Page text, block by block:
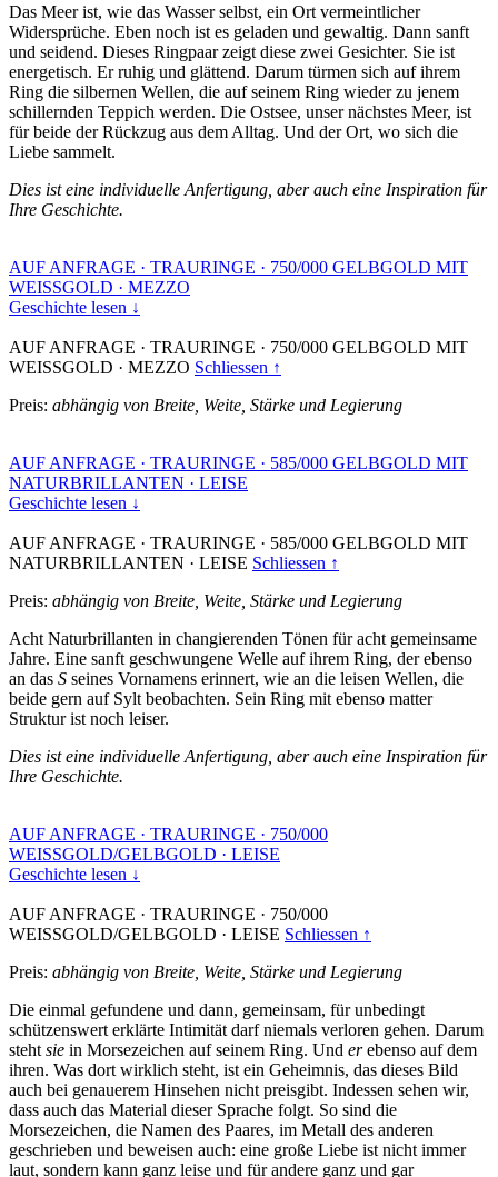
Das Meer ist, wie das Wasser selbst, ein Ort vermeintlicher
Widersprüche. Eben noch ist es geladen und gewaltig. Dann sanft
und seidend. Dieses Ringpaar zeigt diese zwei Gesichter. Sie ist
energetisch. Er ruhig und glättend. Darum türmen sich auf ihrem
Ring die silbernen Wellen, die auf seinem Ring wieder zu jenem
schillernden Teppich werden. Die Ostsee, unser nächstes Meer, ist
für beide der Rückzug aus dem Alltag. Und der Ort, wo sich die
Liebe sammelt.
Dies ist eine individuelle Anfertigung, aber auch eine Inspiration für
Ihre Geschichte.
AUF ANFRAGE · TRAURINGE · 750/000 GELBGOLD MIT
WEISSGOLD · MEZZO
Geschichte lesen ↓
AUF ANFRAGE · TRAURINGE · 750/000 GELBGOLD MIT
WEISSGOLD · MEZZO Schliessen ↑
Preis: abhängig von Breite, Weite, Stärke und Legierung
AUF ANFRAGE · TRAURINGE · 585/000 GELBGOLD MIT
NATURBRILLANTEN · LEISE
Geschichte lesen ↓
AUF ANFRAGE · TRAURINGE · 585/000 GELBGOLD MIT
NATURBRILLANTEN · LEISE Schliessen ↑
Preis: abhängig von Breite, Weite, Stärke und Legierung
Acht Naturbrillanten in changierenden Tönen für acht gemeinsame
Jahre. Eine sanft geschwungene Welle auf ihrem Ring, der ebenso
an das S seines Vornamens erinnert, wie an die leisen Wellen, die
beide gern auf Sylt beobachten. Sein Ring mit ebenso matter
Struktur ist noch leiser.
Dies ist eine individuelle Anfertigung, aber auch eine Inspiration für
Ihre Geschichte.
AUF ANFRAGE · TRAURINGE · 750/000
WEISSGOLD/GELBGOLD · LEISE
Geschichte lesen ↓
AUF ANFRAGE · TRAURINGE · 750/000
WEISSGOLD/GELBGOLD · LEISE Schliessen ↑
Preis: abhängig von Breite, Weite, Stärke und Legierung
Die einmal gefundene und dann, gemeinsam, für unbedingt
schützenswert erklärte Intimität darf niemals verloren gehen. Darum
steht sie in Morsezeichen auf seinem Ring. Und erebenso auf dem
ihren. Was dort wirklich steht, ist ein Geheimnis, das dieses Bild
auch bei genauerem Hinsehen nicht preisgibt. Indessen sehen wir,
dass auch das Material dieser Sprache folgt. So sind die
Morsezeichen, die Namen des Paares, im Metall des anderen
geschrieben und beweisen auch: eine große Liebe ist nicht immer
laut, sondern kann ganz leise und für andere ganz und gar